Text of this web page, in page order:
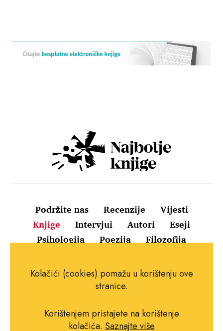
Podržite nas Recenzije
Vijesti
Knjige
Intervjui Autori
Eseji
Psihologija
Poezija Filozofija
Uvjeti korištenja
Pravila o kolačićima
Impressum
Kolačići (cookies) pomažu u korištenju ove
stranice.
Korištenjem pristajete na korištenje
kolačića. Saznajte više